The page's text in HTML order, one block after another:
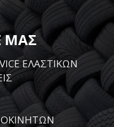
ΜΑΣ
ΕΛΑΣΤΙΚΩΝ